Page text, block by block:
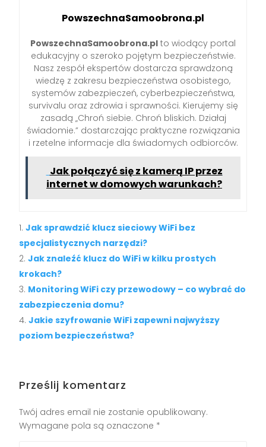
PowszechnaSamoobrona.pl
PowszechnaSamoobrona.pl to wiodący portal
edukacyjny o szeroko pojętym bezpieczeństwie.
Nasz zespół ekspertów dostarcza sprawdzoną
wiedzę z zakresu bezpieczeństwa osobistego,
systemów zabezpieczeń, cyberbezpieczeństwa,
survivalu oraz zdrowia i sprawności. Kierujemy się
zasadą „Chroń siebie. Chroń bliskich. Działaj
świadomie.” dostarczając praktyczne rozwiązania
i rzetelne informacje dla świadomych odbiorców.
Jak połączyć się z kamerą IP przez
internet w domowych warunkach?
Jak sprawdzić klucz sieciowy WiFi bez
specjalistycznych narzędzi?
Jak znaleźć klucz do WiFi w kilku prostych
krokach?
Monitoring WiFi czy przewodowy – co wybrać do
zabezpieczenia domu?
Jakie szyfrowanie WiFi zapewni najwyższy
poziom bezpieczeństwa?
Prześlij komentarz
Twój adres email nie zostanie opublikowany.
Wymagane pola są oznaczone *